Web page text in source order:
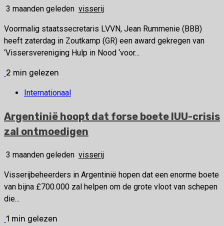
3 maanden geleden visserij
Voormalig staatssecretaris LVVN, Jean Rummenie (BBB)
heeft zaterdag in Zoutkamp (GR) een award gekregen van
‘Vissersvereniging Hulp in Nood ‘voor...
2 min gelezen
Internationaal
Argentinië hoopt dat forse boete IUU-crisis
zal ontmoedigen
3 maanden geleden visserij
Visserijbeheerders in Argentinië hopen dat een enorme boete
van bijna £700.000 zal helpen om de grote vloot van schepen
die...
1 min gelezen